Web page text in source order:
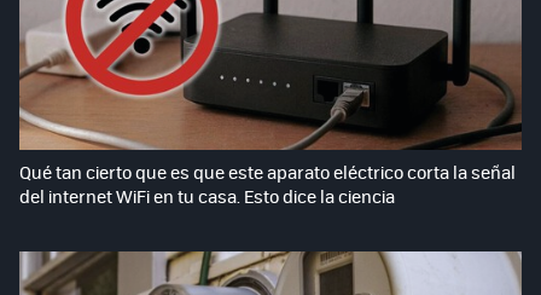
Qué tan cierto que es que este aparato eléctrico corta la señal
del internet WiFi en tu casa. Esto dice la ciencia